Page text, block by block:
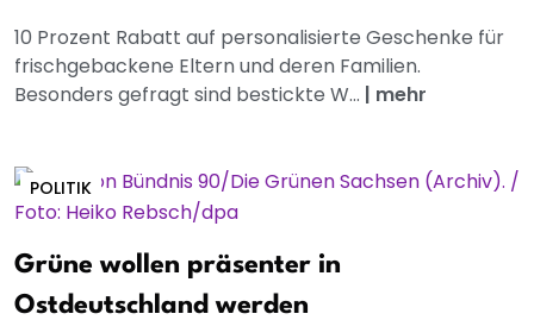
10 Prozent Rabatt auf personalisierte Geschenke für
frischgebackene Eltern und deren Familien.
Besonders gefragt sind bestickte W... | mehr
POLITIK
Grüne wollen präsenter in
Ostdeutschland werden